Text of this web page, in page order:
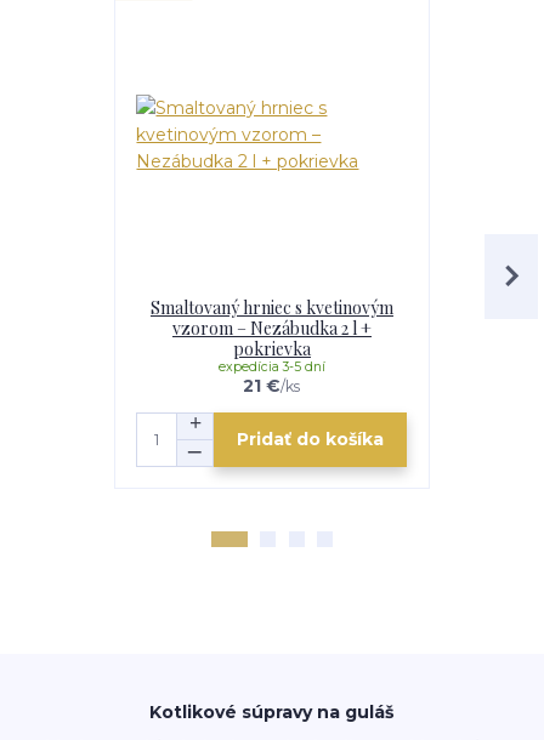
Smaltovaný hrniec s kvetinovým
vzorom – Nezábudka 2 l +
pokrievka
21 €/ks
expedícia 3-5 dní
Pridať do košíka
Kotlikové súpravy na guláš